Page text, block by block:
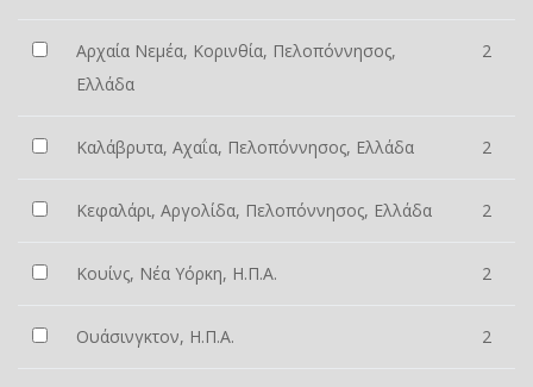
Αρχαία Νεμέα, Κορινθία, Πελοπόννησος,
Ελλάδα
2
Καλάβρυτα, Αχαΐα, Πελοπόννησος, Ελλάδα 2
Κεφαλάρι, Αργολίδα, Πελοπόννησος, Ελλάδα 2
Κουίνς, Νέα Υόρκη, Η.Π.Α. 2
Ουάσινγκτον, Η.Π.Α. 2